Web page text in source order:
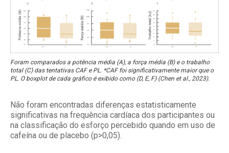
Foram comparados a potência média (A), a força média (B) e o trabalho
total (C) das tentativas CAF e PL. *CAF foi significativamente maior que o
PL. O boxplot de cada gráfico é exibido como (D, E, F) (Chen et al., 2023).
Não foram encontradas diferenças estatisticamente
significativas na frequência cardíaca dos participantes ou
na classificação do esforço percebido quando em uso de
cafeína ou de placebo (p>0,05).